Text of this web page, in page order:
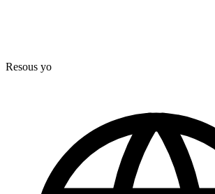
Resous yo